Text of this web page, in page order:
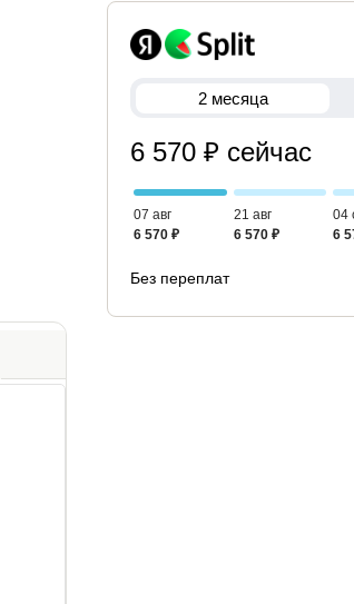
2 месяца
6 570 ₽ сейчас
07 авг
6 570 ₽
21 авг
6 570 ₽
04
6
Без переплат